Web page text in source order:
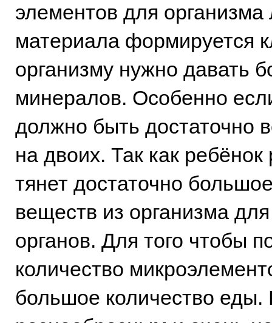
элементов для организма
материала формируется
организму нужно давать
минералов. Особенно
должно быть достаточно
на двоих. Так как
тянет достаточно
веществ из организма
органов. Для того чтобы
количество
большое количество